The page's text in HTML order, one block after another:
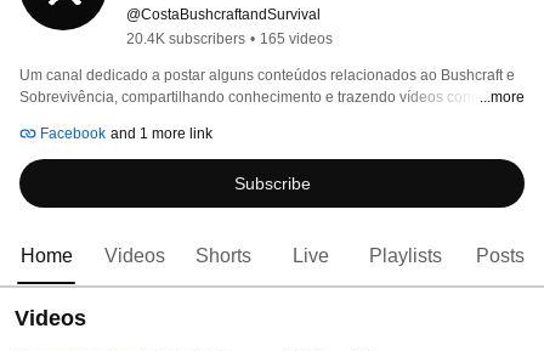
@CostaBushcraftandSurvival
20.4K subscribers • 165 videos
Um canal dedicado a postar alguns conteúdos relacionados ao Bushcraft e
Sobrevivência, compartilhando conhecimento e trazendo vídeos conectados
...more
Facebook and 1 more link
Subscribe
Home Videos Shorts Live Playlists Posts
Videos